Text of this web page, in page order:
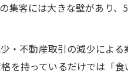
探る
戦略
方法
集客には大きな壁があり
・不動産取引の減少によ
を持っているだけでは「